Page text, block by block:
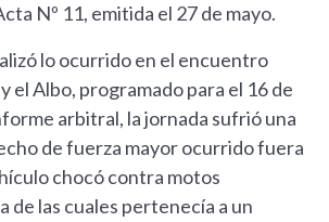
Nº 11, emitida el 27 de mayo.
lo ocurrido en el encuentro
el Albo, programado para el 16 de
arbitral, la jornada sufrió una
de fuerza mayor ocurrido fuera
chocó contra motos
de las cuales pertenecía a un